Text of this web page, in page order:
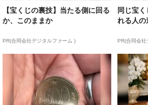
【宝くじの裏技】当たる側に回る
か、このままか
PR(合同会社デジタルファーム )
同じ宝
れる人の
PR(合同会社